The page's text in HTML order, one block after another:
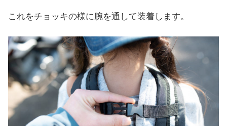
これをチョッキの様に腕を通して装着します。